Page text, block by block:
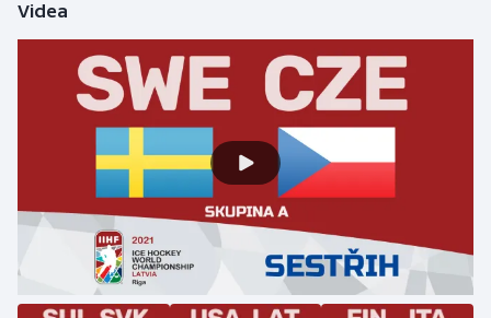
Krasobruslení
Lezení
Lyže a snowboard
Moderní pětiboj
Motorsport
Olympijské hry
Videa